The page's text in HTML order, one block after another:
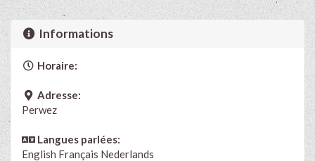
Informations
Horaire:
Adresse:
Perwez
Langues parlées:
English Français Nederlands